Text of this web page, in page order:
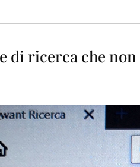
di ricerca che non